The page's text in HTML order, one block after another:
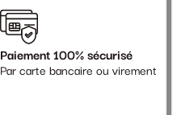
Paiement 100% sécurisé
Par carte bancaire ou virement